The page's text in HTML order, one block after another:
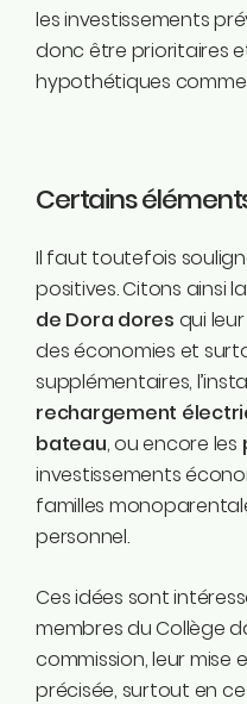
les investissements
donc être prioritaires
hypothétiques comme
Certains
Il faut toutefois
positives. Citons ainsi
de Dora dores qui
des économies et
supplémentaires,
rechargement
bateau, ou encore les
investissements
familles
personnel.
Ces idées sont
membres du Collège
commission, leur mise
précisée, surtout en